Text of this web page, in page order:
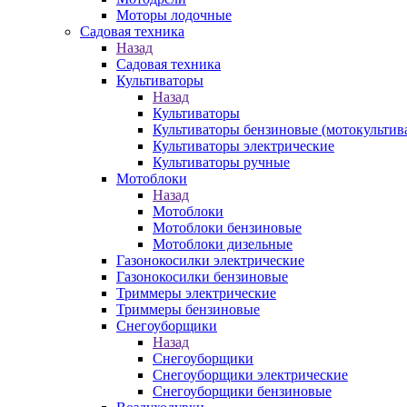
Моторы лодочные
Садовая техника
Назад
Садовая техника
Культиваторы
Назад
Культиваторы
Культиваторы бензиновые
Культиваторы электрические
Культиваторы ручные
Мотоблоки
Назад
Мотоблоки
Мотоблоки бензиновые
Мотоблоки дизельные
Газонокосилки электрические
Газонокосилки бензиновые
Триммеры электрические
Триммеры бензиновые
Снегоуборщики
Назад
Снегоуборщики
Снегоуборщики электрические
Снегоуборщики бензиновые